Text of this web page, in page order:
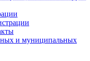
и муниципальных